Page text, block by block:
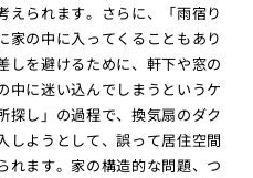
えられます。さらに、「雨宿り
家の中に入ってくることもあり
しを避けるために、軒下や窓の
中に迷い込んでしまうというケ
探し」の過程で、換気扇のダク
しようとして、誤って居住空間
れます。家の構造的な問題、つ